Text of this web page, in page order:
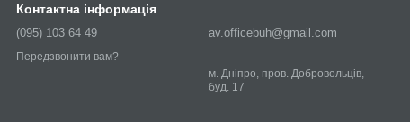
Контактна інформація
(095) 103 64 49
Передзвонити вам?
av.officebuh@gmail.com
м. Дніпро, пров. Добровольців,
буд. 17